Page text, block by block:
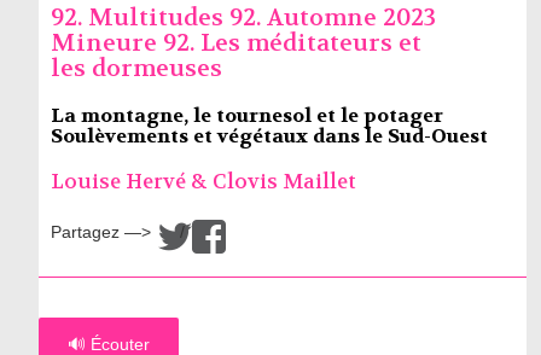
92. Multitudes 92. Automne 2023
Mineure 92. Les méditateurs et
les dormeuses
La montagne, le tournesol et le potager
Soulèvements et végétaux dans le Sud-Ouest
Louise Hervé & Clovis Maillet
Partagez —> /
🔊 Écouter